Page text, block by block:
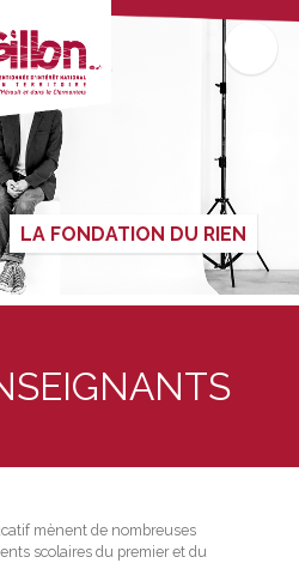
LA FONDATION DU RIEN
mènent de nombreuses
scolaires du premier et du